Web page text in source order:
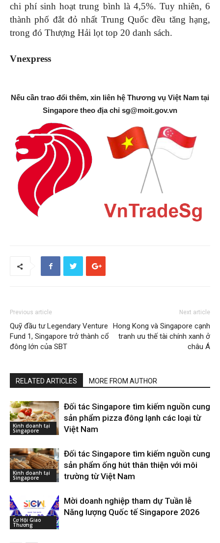
chi phí sinh hoạt trung bình là 4,5%. Tuy nhiên, 6
thành phố đắt đỏ nhất Trung Quốc đều tăng hạng,
trong đó Thượng Hải lọt top 20 danh sách.
Vnexpress
Nếu cần trao đổi thêm, xin liên hệ Thương vụ Việt Nam tại
Singapore theo địa chỉ sg@moit.gov.vn
Previous article
Quỹ đầu tư Legendary Venture
Fund 1, Singapore trở thành cổ
đông lớn của SBT
Next article
Hong Kong và Singapore cạnh
tranh ưu thế tài chính xanh ở
châu Á
RELATED ARTICLES MORE FROM AUTHOR
Kinh doanh tại
Singapore
Đối tác Singapore tìm kiếm nguồn cung
sản phẩm pizza đông lạnh các loại từ
Việt Nam
Kinh doanh tại
Singapore
Đối tác Singapore tìm kiếm nguồn cung
sản phẩm ống hút thân thiện với môi
trường từ Việt Nam
Cơ Hội Giao
Thương
Mời doanh nghiệp tham dự Tuần lễ
Năng lượng Quốc tế Singapore 2026